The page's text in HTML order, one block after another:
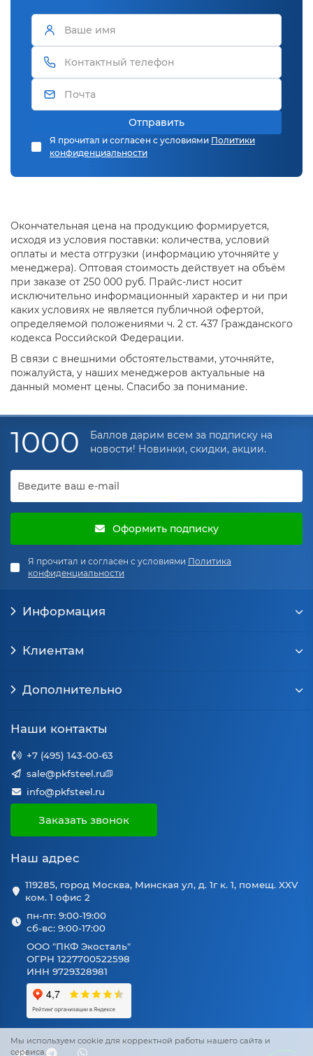
Отправить
Я прочитал и согласен с условиями Политики
конфиденциальности
Окончательная цена на продукцию формируется,
исходя из условия поставки: количества, условий
оплаты и места отгрузки (информацию уточняйте у
менеджера). Оптовая стоимость действует на объём
при заказе от 250 000 руб. Прайс-лист носит
исключительно информационный характер и ни при
каких условиях не является публичной офертой,
определяемой положениями ч. 2 ст. 437 Гражданского
кодекса Российской Федерации.
В связи с внешними обстоятельствами, уточняйте,
пожалуйста, у наших менеджеров актуальные на
данный момент цены. Спасибо за понимание.
Мы используем cookie для корректной работы нашего сайта и
сервиса.
1000
Баллов дарим всем за подписку на
новости! Новинки, скидки, акции.
Оформить подписку
Я прочитал и согласен с условиями Политика
конфиденциальности
Информация
Клиентам
Дополнительно
Наши контакты
+7 (495) 143-00-63
sale@pkfsteel.ru
info@pkfsteel.ru
Заказать звонок
Наш адрес
119285, город Москва, Минская ул, д. 1г к. 1, помещ. XXV
ком. 1 офис 2
пн-пт: 9:00-19:00
сб-вс: 9:00-17:00
ООО "ПКФ Экосталь"
ОГРН 1227700522598
ИНН 9729328981